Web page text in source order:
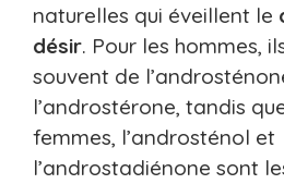
naturelles qui éveillent le
désir. Pour les hommes,
souvent de
l’androstérone, tandis
femmes, l’androsténol et
l’androstadiénone sont